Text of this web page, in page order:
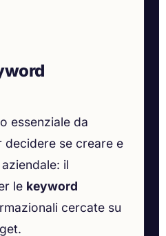
essenziale da
decidere se creare e
il
le keyword
cercate su